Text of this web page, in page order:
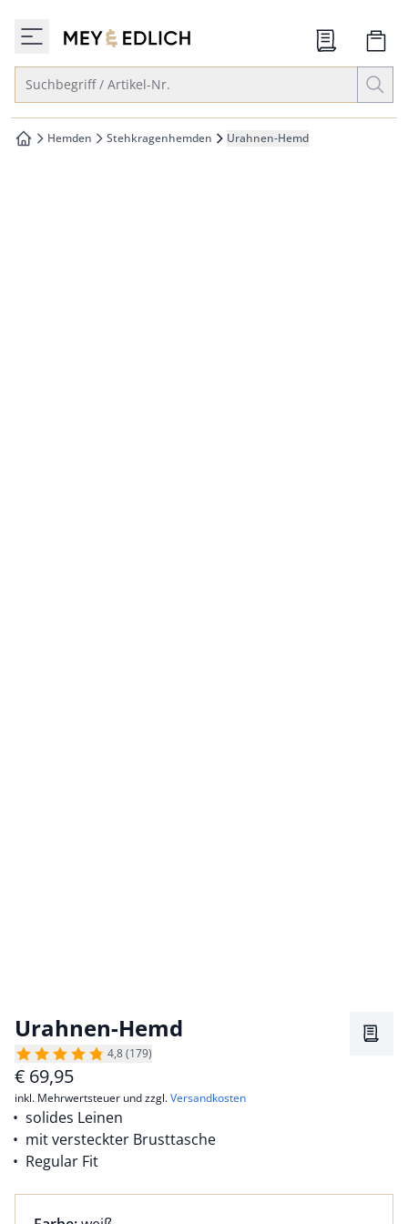
springen
springen
zur Startseite
Suchbegriff / Artikel-Nr.
zur Startseite
Hemden Stehkragenhemden Urahnen-Hemd
Urahnen-Hemd
4,8 (179)
€ 69,95
inkl. Mehrwertsteuer und zzgl.Versandkosten
solides Leinen
mit versteckter Brusttasche
Regular Fit